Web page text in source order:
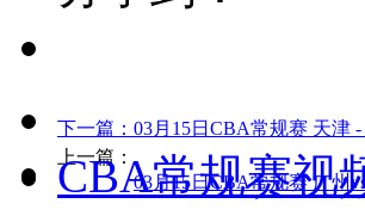
下一篇： 03月15日CBA常规赛 天津
上一篇：03月15日CBA常规赛 广州
CBA常规赛视